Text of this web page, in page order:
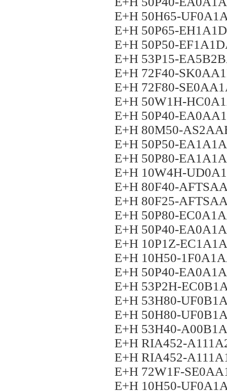
E+H 50H65-
E+H 50P65-
E+H 50P50-
E+H 53P15-
E+H 72F40-
E+H 72F80-
E+H 50W1H-
E+H 50P40-
E+H 80M50-
E+H 50P50-
E+H 50P80-
E+H 10W4H-
E+H 80F40-
E+H 80F25-
E+H 50P80-
E+H 50P40-
E+H 10P1Z-
E+H 10H50-
E+H 50P40-
E+H 53P2H-
E+H 53H80-
E+H 50H80-
E+H 53H40-
E+H RIA452-
E+H RIA452-
E+H 72W1F-
E+H 10H50-